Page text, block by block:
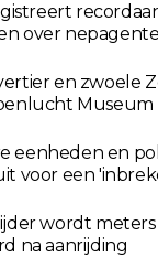
over
en zwoele
Museum
eenheden en
voor een
wordt
na aanrijding